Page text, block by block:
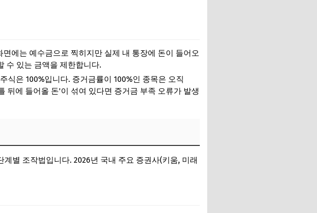
에는 예수금으로 찍히지만 실제 내 통장에 돈이 들어오
수 있는 금액을 제한합니다.
식은 100%입니다. 증거금률이 100%인 종목은 오직
뒤에 들어올 돈'이 섞여 있다면 증거금 부족 오류가 발생
별 조작법입니다. 2026년 국내 주요 증권사(키움, 미래